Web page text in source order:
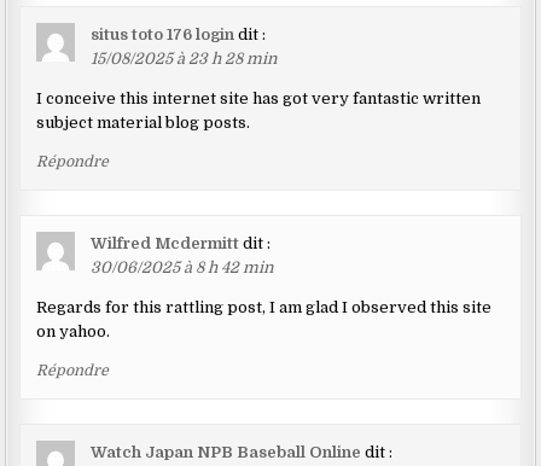
situs toto 176 login dit :
15/08/2025 à 23 h 28 min
I conceive this internet site has got very fantastic written
subject material blog posts.
Répondre
Wilfred Mcdermitt dit :
30/06/2025 à 8 h 42 min
Regards for this rattling post, I am glad I observed this site
on yahoo.
Répondre
Watch Japan NPB Baseball Online dit :